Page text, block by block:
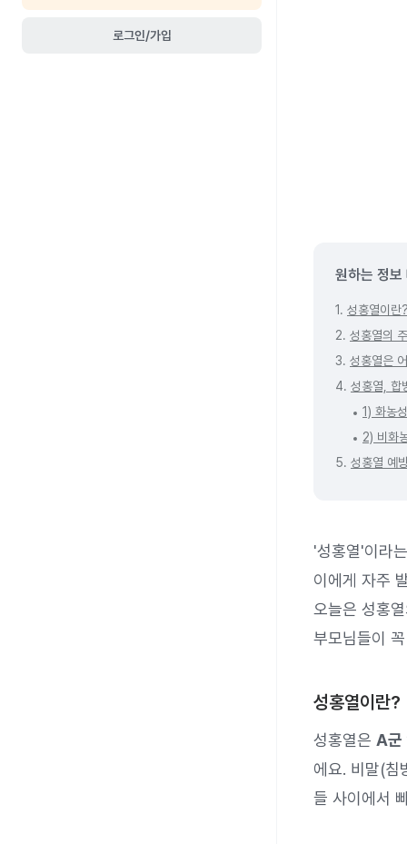
로그인/가입
원하는 정보
1. 성홍열이란
2. 성홍열의
3. 성홍열은
4. 성홍열, 합
1) 화농
2) 비화
5. 성홍열 예
'성홍열'이라
이에게 자주
오늘은 성홍
부모님들이
성홍열이란?
성홍열은 A군
에요. 비말(침
들 사이에서